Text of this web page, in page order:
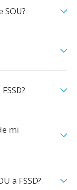
SOU?
mi
a FSSD?